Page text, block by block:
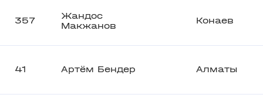
357
Жандос
Макжанов
Конаев
41 Артём Бендер Алматы